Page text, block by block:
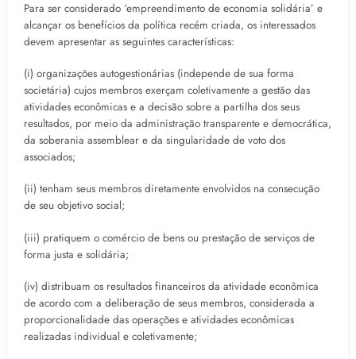
Para ser considerado ‘empreendimento de economia solidária’ e
alcançar os benefícios da política recém criada, os interessados
devem apresentar as seguintes características:
(i) organizações autogestionárias (independe de sua forma
societária) cujos membros exerçam coletivamente a gestão das
atividades econômicas e a decisão sobre a partilha dos seus
resultados, por meio da administração transparente e democrática,
da soberania assemblear e da singularidade de voto dos
associados;
(ii) tenham seus membros diretamente envolvidos na consecução
de seu objetivo social;
(iii) pratiquem o comércio de bens ou prestação de serviços de
forma justa e solidária;
(iv) distribuam os resultados financeiros da atividade econômica
de acordo com a deliberação de seus membros, considerada a
proporcionalidade das operações e atividades econômicas
realizadas individual e coletivamente;